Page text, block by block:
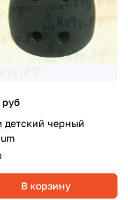
руб
черный
В корзину